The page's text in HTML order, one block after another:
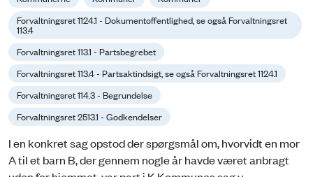
Forvaltningsret 1124.1 - Dokumentoffentlighed, se også Forvaltningsret
113.4
Forvaltningsret 113.1 - Partsbegrebet
Forvaltningsret 113.4 - Partsaktindsigt, se også Forvaltningsret 1124.1
Forvaltningsret 114.3 - Begrundelse
Forvaltningsret 2513.1 - Godkendelser
I en konkret sag opstod der spørgsmål om, hvorvidt en mor
A til et barn B, der gennem nogle år havde været anbragt